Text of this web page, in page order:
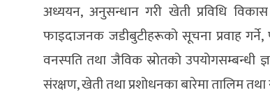
अध्ययन, अनुसन्धान गरी खेती प्रविधि
फाइदाजनक जडीबुटीहरूको सूचना प्रवाह गर्ने,
वनस्पति तथा जैविक स्रोतको उपयोगसम्बन्धी
संरक्षण, खेती तथा प्रशोधनका बारेमा तालिम